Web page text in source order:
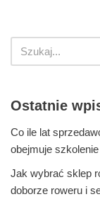
Ostatnie
Co ile lat
obejmuje
Jak wybrać sklep
doborze roweru i